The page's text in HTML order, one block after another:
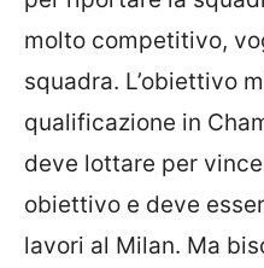
molto competitivo,
squadra. L’obiettivo
qualificazione in
deve lottare per
obiettivo e deve
lavori al Milan. Ma